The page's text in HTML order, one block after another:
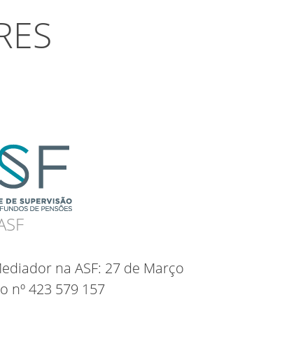
na ASF: 27 de Março
nº 423 579 157